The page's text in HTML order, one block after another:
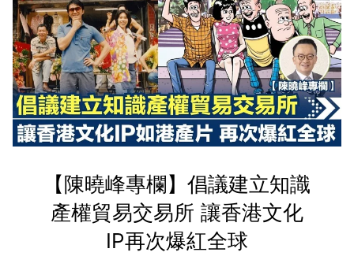
【陳曉峰專欄】倡議建立知識
產權貿易交易所 讓香港文化
IP再次爆紅全球